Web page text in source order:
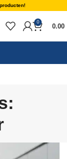
0
0.00